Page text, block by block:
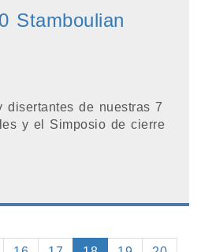
Stamboulian
disertantes de nuestras 7
y el Simposio de cierre